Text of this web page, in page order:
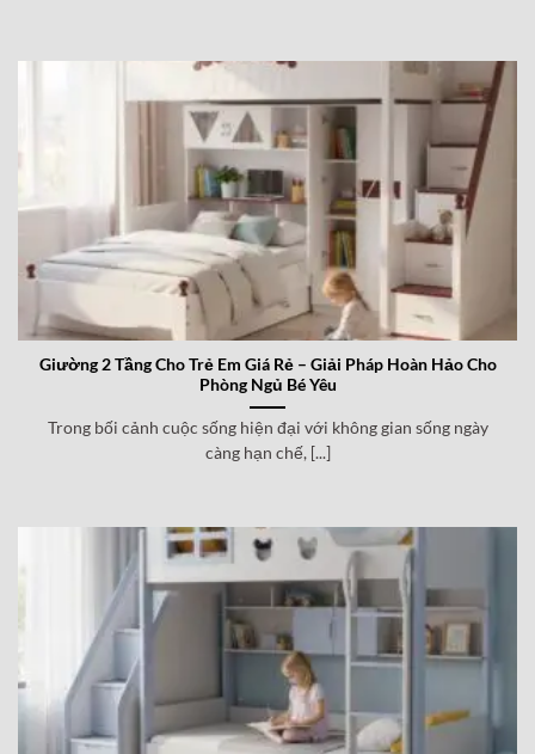
Giường 2 Tầng Cho Trẻ Em Giá Rẻ – Giải Pháp Hoàn Hảo Cho
Phòng Ngủ Bé Yêu
Trong bối cảnh cuộc sống hiện đại với không gian sống ngày
càng hạn chế, [...]